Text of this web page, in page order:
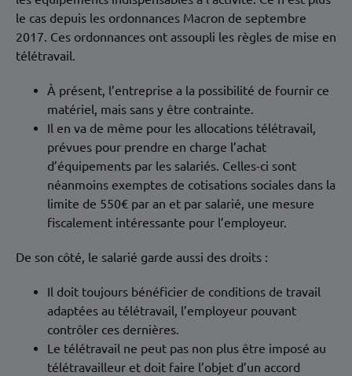
le cas depuis les ordonnances Macron de septembre
2017. Ces ordonnances ont assoupli les règles de mise en
télétravail.
À présent, l’entreprise a la possibilité de fournir ce
matériel, mais sans y être contrainte.
Il en va de même pour les allocations télétravail,
prévues pour prendre en charge l’achat
d’équipements par les salariés. Celles-ci sont
néanmoins exemptes de cotisations sociales dans la
limite de 550€ par an et par salarié, une mesure
fiscalement intéressante pour l’employeur.
De son côté, le salarié garde aussi des droits :
Il doit toujours bénéficier de conditions de travail
adaptées au télétravail, l’employeur pouvant
contrôler ces dernières.
Le télétravail ne peut pas non plus être imposé au
télétravailleur et doit faire l’objet d’un accord